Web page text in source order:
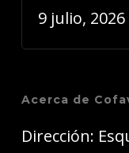
9 julio, 2026
Acerca de
Dirección: